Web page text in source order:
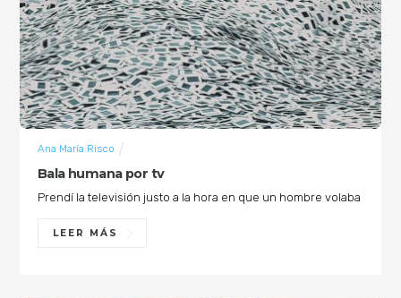
Bala humana por tv
Ana María Risco
Prendí la televisión justo a la hora en que un hombre volaba
LEER MÁS